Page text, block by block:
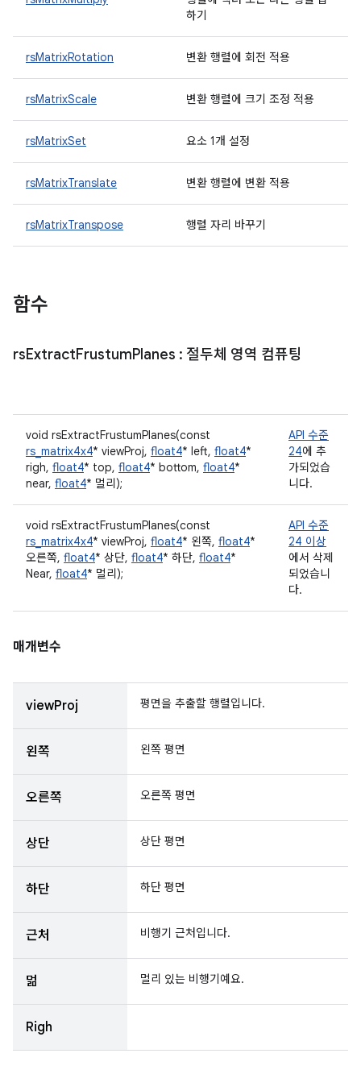
하기
rsMatrixRotation 변환 행렬에 회전 적용
rsMatrixScale 변환 행렬에 크기 조정 적용
rsMatrixSet 요소 1개 설정
rsMatrixTranslate 변환 행렬에 변환 적용
rsMatrixTranspose 행렬 자리 바꾸기
함수
rsExtractFrustumPlanes : 절두체 영역 컴퓨팅
void rsExtractFrustumPlanes(const
rs_matrix4x4* viewProj, float4* left, float4*
righ, float4* top, float4* bottom, float4*
near, float4* 멀리);
API 수준
24에 추
가되었습
니다.
void rsExtractFrustumPlanes(const
rs_matrix4x4* viewProj, float4* 왼쪽, float4*
오른쪽, float4* 상단, float4* 하단, float4*
Near, float4* 멀리);
API 수준
24 이상
에서 삭제
되었습니
다.
매개변수
viewProj 평면을 추출할 행렬입니다.
왼쪽 왼쪽 평면
오른쪽 오른쪽 평면
상단 상단 평면
하단 하단 평면
근처 비행기 근처입니다.
멂 멀리 있는 비행기예요.
Righ